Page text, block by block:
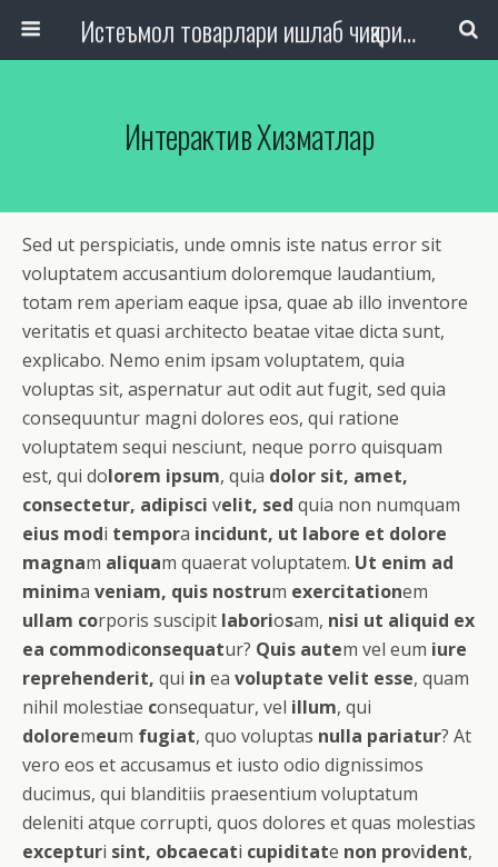
Истеъмол товарлари ишлаб чиқариш, савдо ва хизмат кўрсатиш ташкилотлари ходимлари касаба уюшмаси Республика кенгаши
Интерактив Хизматлар
Sed ut perspiciatis, unde omnis iste natus error sit
voluptatem accusantium doloremque laudantium,
totam rem aperiam eaque ipsa, quae ab illo inventore
veritatis et quasi architecto beatae vitae dicta sunt,
explicabo. Nemo enim ipsam voluptatem, quia
voluptas sit, aspernatur aut odit aut fugit, sed quia
consequuntur magni dolores eos, qui ratione
voluptatem sequi nesciunt, neque porro quisquam
est, qui dolorem ipsum, quia dolor sit, amet,
consectetur, adipisci velit, sed quia non numquam
eius modi tempora incidunt, ut labore et dolore
magnam aliquam quaerat voluptatem. Ut enim ad
minima veniam, quis nostrum exercitationem
ullam corporis suscipit laboriosam, nisi ut aliquid ex
ea commodiconsequatur? Quis autem vel eum iure
reprehenderit, qui in ea voluptate velit esse, quam
nihil molestiae consequatur, vel illum, qui
doloremeum fugiat, quo voluptas nulla pariatur? At
vero eos et accusamus et iusto odio dignissimos
ducimus, qui blanditiis praesentium voluptatum
deleniti atque corrupti, quos dolores et quas molestias
excepturi sint, obcaecati cupiditate non provident,